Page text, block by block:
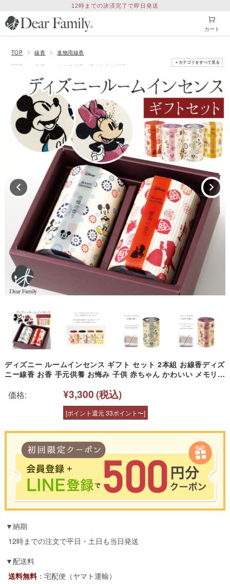
12時までの決済完了で即日発送
カート
TOP 線香
進物用線香
TOP
線香 ミニ寸線香（長さ9.5cm以下）
＋カテゴリをすべて見る
ディズニー ルームインセンス ギフト セット 2本組 お線香ディズ
ニー線香 お香 手元供養 お悔み 子供 赤ちゃん かわいい メモリア
短い 水子供養 カメヤマ
価格: ¥3,300(税込)
[ポイント還元 33ポイント〜]
LINEのアカウントを使って簡単に会員登録＆ログインすることも可能です。
納期
12時までの注文で平日・土日も当日発送
配送料
送料無料：宅配便（ヤマト運輸）